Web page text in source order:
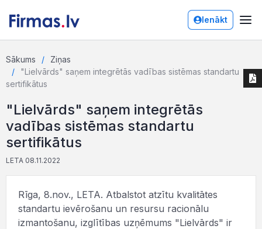
Ienākt
Sākums
Ziņas
"Lielvārds" saņem integrētās vadības sistēmas standartu
sertifikātus
"Lielvārds" saņem integrētās
vadības sistēmas standartu
sertifikātus
LETA 08.11.2022
Rīga, 8.nov., LETA. Atbalstot atzītu kvalitātes
standartu ievērošanu un resursu racionālu
izmantošanu, izglītības uzņēmums "Lielvārds" ir